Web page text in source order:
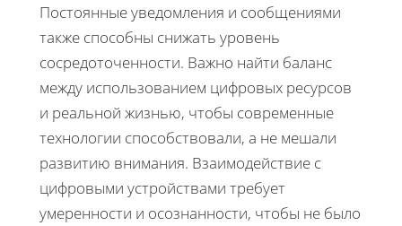
Постоянные уведомления и сообщениями
также способны снижать уровень
сосредоточенности. Важно найти баланс
между использованием цифровых ресурсов
и реальной жизнью, чтобы современные
технологии способствовали, а не мешали
развитию внимания. Взаимодействие с
цифровыми устройствами требует
умеренности и осознанности, чтобы не было